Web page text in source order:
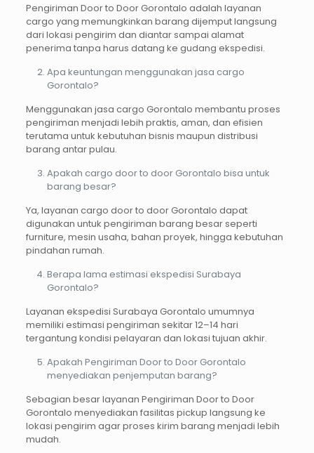
Pengiriman Door to Door Gorontalo adalah layanan
cargo yang memungkinkan barang dijemput langsung
dari lokasi pengirim dan diantar sampai alamat
penerima tanpa harus datang ke gudang ekspedisi.
Apa keuntungan menggunakan jasa cargo
Gorontalo?
Menggunakan jasa cargo Gorontalo membantu proses
pengiriman menjadi lebih praktis, aman, dan efisien
terutama untuk kebutuhan bisnis maupun distribusi
barang antar pulau.
Apakah cargo door to door Gorontalo bisa untuk
barang besar?
Ya, layanan cargo door to door Gorontalo dapat
digunakan untuk pengiriman barang besar seperti
furniture, mesin usaha, bahan proyek, hingga kebutuhan
pindahan rumah.
Berapa lama estimasi ekspedisi Surabaya
Gorontalo?
Layanan ekspedisi Surabaya Gorontalo umumnya
memiliki estimasi pengiriman sekitar 12–14 hari
tergantung kondisi pelayaran dan lokasi tujuan akhir.
Apakah Pengiriman Door to Door Gorontalo
menyediakan penjemputan barang?
Sebagian besar layanan Pengiriman Door to Door
Gorontalo menyediakan fasilitas pickup langsung ke
lokasi pengirim agar proses kirim barang menjadi lebih
mudah.